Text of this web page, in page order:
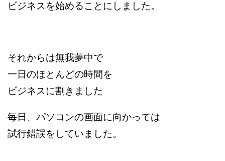
ビジネスを始めることにしました。
それからは無我夢中で
一日のほとんどの時間を
ビジネスに割きました
毎日、パソコンの画面に向かっては
試行錯誤をしていました。